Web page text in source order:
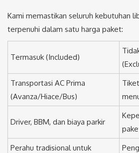
Kami memastikan seluruh kebutuhan
terpenuhi dalam satu harga paket:
Termasuk (Included)
Transportasi AC Prima
(Avanza/Hiace/Bus)
Driver, BBM, dan biaya parkir
Perahu tradisional untuk